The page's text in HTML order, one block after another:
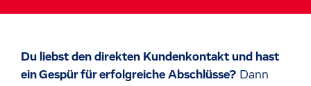
Du liebst den direkten Kundenkontakt und hast
ein Gespür für erfolgreiche Abschlüsse? Dann